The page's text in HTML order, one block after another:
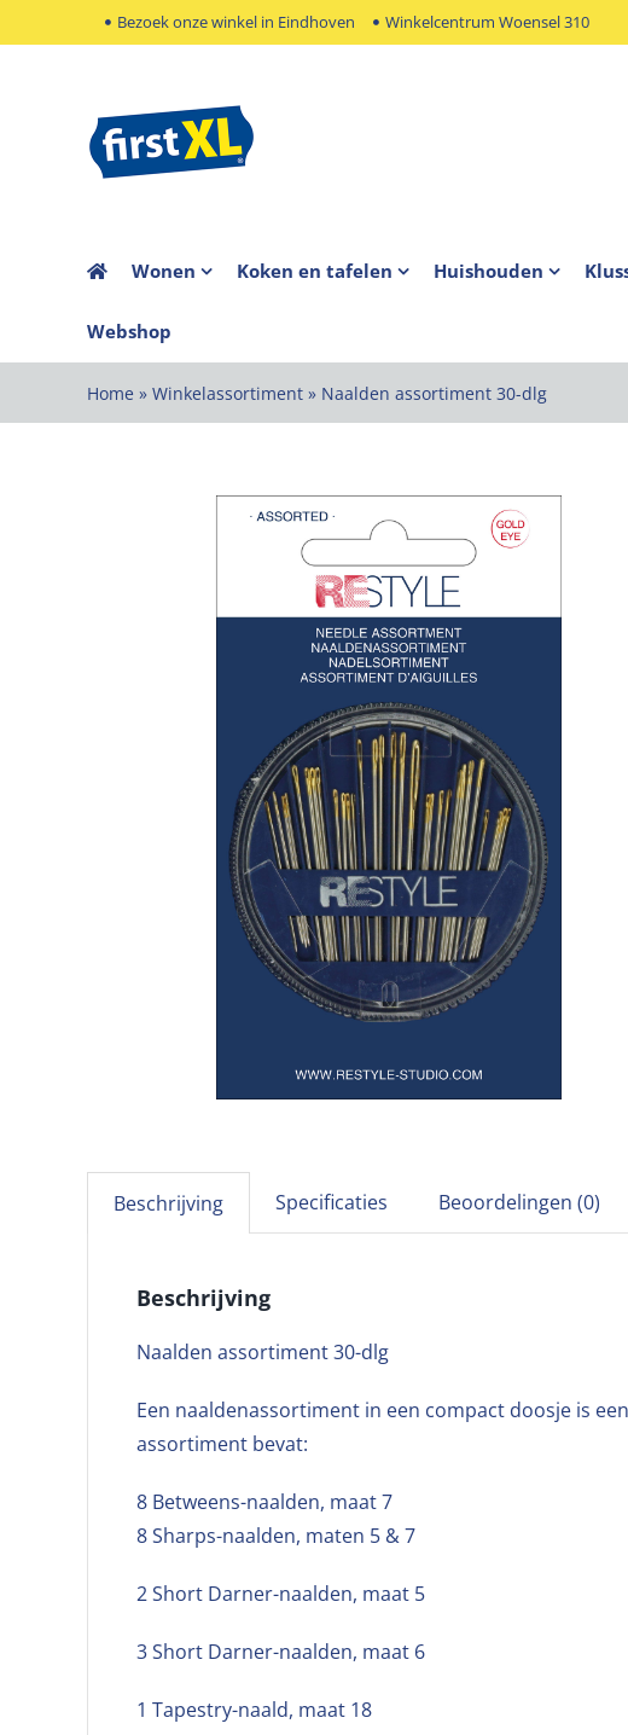
naar
Bezoek onze winkel in Eindhoven Winkelcentrum Woensel 310
Wonen Koken en tafelen Huishouden
Webshop
Home » Winkelassortiment » Naalden assortiment 30-dlg
Beschrijving Specificaties Beoordelingen (0)
Beschrijving
Naalden assortiment 30-dlg
Een naaldenassortiment in een compact doosje is
assortiment bevat:
8 Betweens-naalden, maat 7
8 Sharps-naalden, maten 5 & 7
2 Short Darner-naalden, maat 5
3 Short Darner-naalden, maat 6
1 Tapestry-naald, maat 18